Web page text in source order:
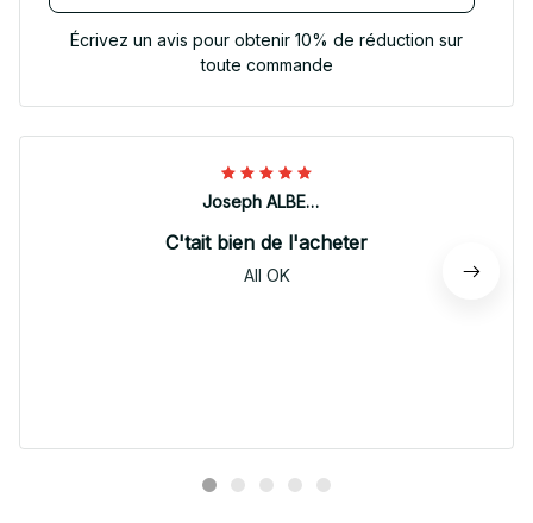
Écrivez un avis pour obtenir 10% de réduction sur
toute commande
Joseph ALBERTINI
C'tait bien de l'acheter
All OK